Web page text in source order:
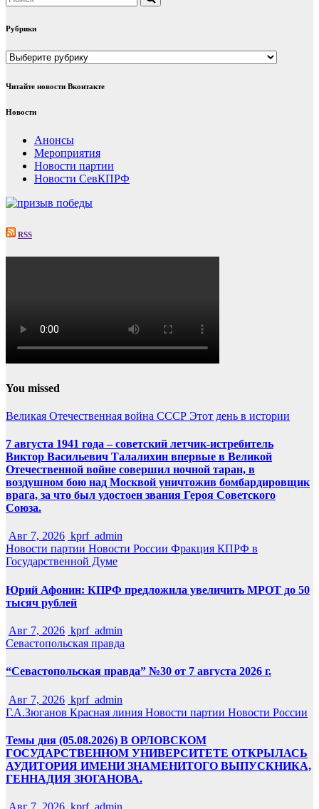
Рубрики
Рубрики
Читайте новости Вконтакте
Новости
Анонсы
Мероприятия
Новости партии
Новости СевКПРФ
RSS
You missed
Великая Отечественная война СССР Этот день в истории
7 августа 1941 года – советский летчик-истребитель
Виктор Васильевич Талалихин впервые в Великой
Отечественной войне совершил ночной таран, в
воздушном бою над Москвой уничтожив бомбардировщик
врага, за что был удостоен звания Героя Советского
Союза.
Авг 7, 2026 kprf_admin
Новости партии Новости России Фракция КПРФ в
Государственной Думе
Юрий Афонин: КПРФ предложила увеличить МРОТ до 50
тысяч рублей
Авг 7, 2026 kprf_admin
Севастопольская правда
“Севастопольская правда” №30 от 7 августа 2026 г.
Авг 7, 2026 kprf_admin
Г.А.Зюганов Красная линия Новости партии Новости России
Темы дня (05.08.2026) В ОРЛОВСКОМ
ГОСУДАРСТВЕННОМ УНИВЕРСИТЕТЕ ОТКРЫЛАСЬ
АУДИТОРИЯ ИМЕНИ ЗНАМЕНИТОГО ВЫПУСКНИКА,
ГЕННАДИЯ ЗЮГАНОВА.
Авг 7, 2026 kprf_admin